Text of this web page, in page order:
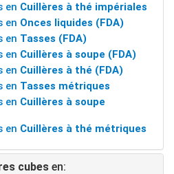
en Cuillères à thé impériales
en Onces liquides (FDA)
en Tasses (FDA)
en Cuillères à soupe (FDA)
en Cuillères à thé (FDA)
en Tasses métriques
en Cuillères à soupe
en Cuillères à thé métriques
cubes en: